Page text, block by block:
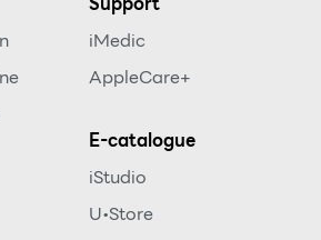
iMedic
AppleCare+
E-catalogue
iStudio
U•Store